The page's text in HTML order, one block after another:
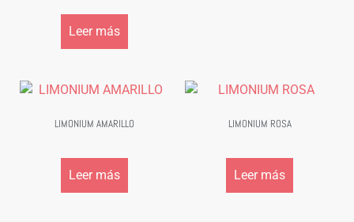
Leer más
LIMONIUM AMARILLO
Leer más
LIMONIUM ROSA
Leer más